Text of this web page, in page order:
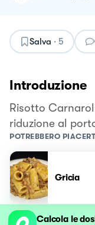
Salva · 5
Introduzione
Risotto
riduzione al
POTREBBERO
Gricia
Calcola le